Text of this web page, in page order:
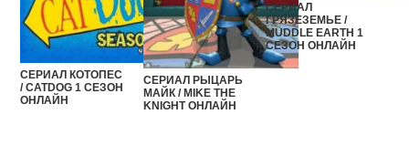
СЕРИАЛ КОТОПЕС
/ CATDOG 1 СЕЗОН
ОНЛАЙН
СЕРИАЛ РЫЦАРЬ
МАЙК / MIKE THE
KNIGHT ОНЛАЙН
СЕРИАЛ
ГРЯЗЕЗЕМЬЕ /
MUDDLE EARTH 1
СЕЗОН ОНЛАЙН